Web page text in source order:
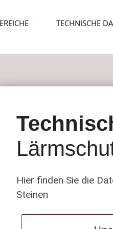
TECHNISCHE
Hier finden Sie die
Steinen